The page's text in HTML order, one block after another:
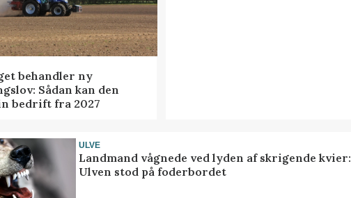
behandler ny
Sådan kan den
bedrift fra 2027
ULVE
Landmand vågnede ved lyden af skrigende kvier:
Ulven stod på foderbordet